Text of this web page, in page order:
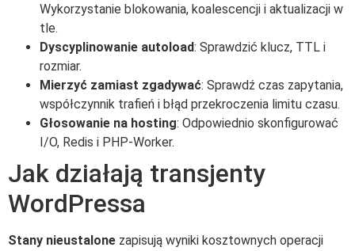
Wykorzystanie blokowania, koalescencji i aktualizacji w
tle.
Dyscyplinowanie autoload: Sprawdzić klucz, TTL i
rozmiar.
Mierzyć zamiast zgadywać: Sprawdź czas zapytania,
współczynnik trafień i błąd przekroczenia limitu czasu.
Głosowanie na hosting: Odpowiednio skonfigurować
I/O, Redis i PHP-Worker.
Jak działają transjenty
WordPressa
Stany nieustalone zapisują wyniki kosztownych operacji